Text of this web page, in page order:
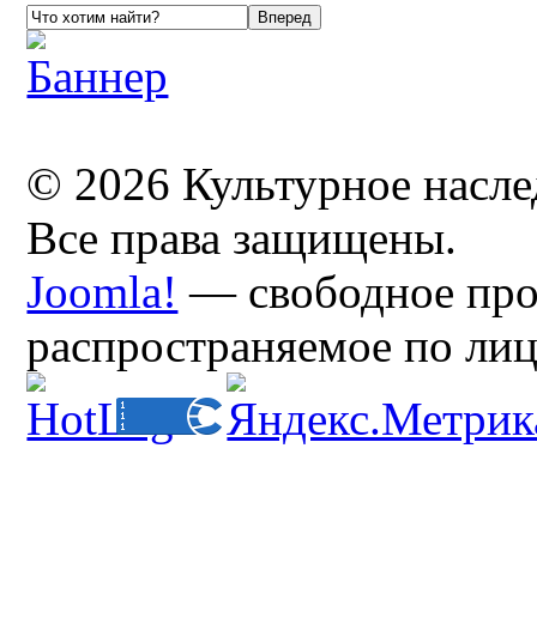
© 2026 Культурное
Все права защищены.
Joomla! — свободное
распространяемое по